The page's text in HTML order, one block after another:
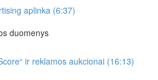
aplinka (6:37)
duomenys
ir reklamos aukcionai (16:13)